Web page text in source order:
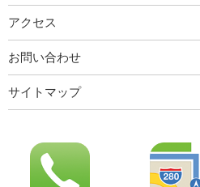
アクセス
お問い合わせ
サイトマップ